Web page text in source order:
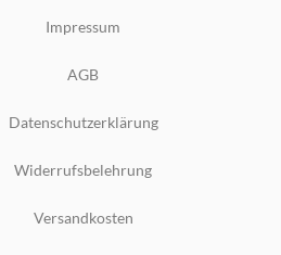
Impressum
AGB
Datenschutzerklärung
Widerrufsbelehrung
Versandkosten